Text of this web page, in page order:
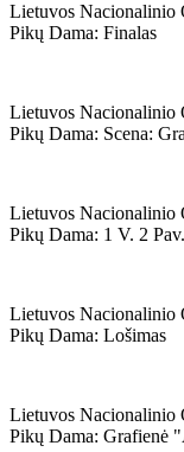
Lietuvos Nacionalinio
Pikų Dama: Finalas
Lietuvos Nacionalinio
Pikų Dama: Scena:
Lietuvos Nacionalinio
Pikų Dama: 1 V. 2
Lietuvos Nacionalinio
Pikų Dama: Lošimas
Lietuvos Nacionalinio
Pikų Dama: Grafienė